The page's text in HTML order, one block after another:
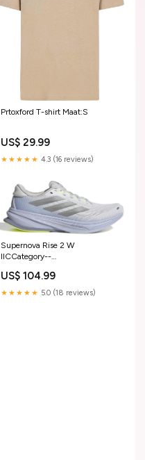
Prtoxford T-shirt Maat:S
US$ 29.99
★★★★★ 4.3 (16 reviews)
Supernova Rise 2 W
IICCategory--
US$ 104.99
★★★★★ 5.0 (18 reviews)